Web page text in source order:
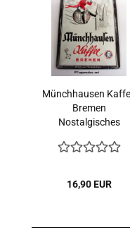
Münchhausen
Bremen
Nostalgisches
"Kanonenflieger"
16,90 EUR